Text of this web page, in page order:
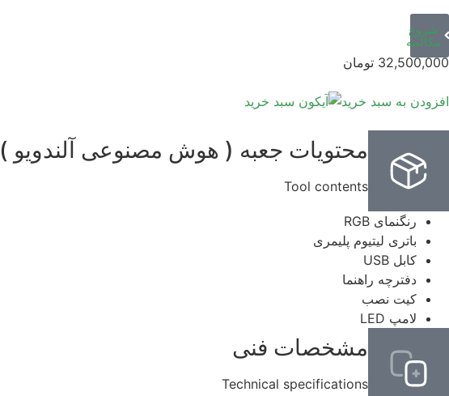
شروع
مکالمه
32,500,000 تومان
افزودن به سبد خرید
محتویات جعبه ( هوش مصنوعی آلندویو )
Tool contents
رنگنمای RGB
باتری لیتیوم پلیمری
کابل USB
دفترچه راهنما
کیت نصب
لامپ LED
مشخصات فنی
Technical specifications